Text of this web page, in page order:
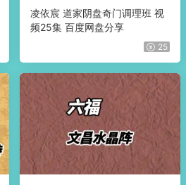
凌依宸 道家阴盘奇门调理班 视
频25集 百度网盘分享
25